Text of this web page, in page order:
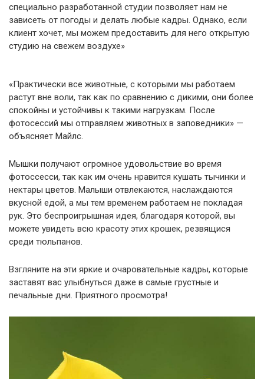
специально разработанной студии позволяет нам не
зависеть от погоды и делать любые кадры. Однако, если
клиент хочет, мы можем предоставить для него открытую
студию на свежем воздухе»
«Практически все животные, с которыми мы работаем
растут вне воли, так как по сравнению с дикими, они более
спокойны и устойчивы к такими нагрузкам. После
фотосессий мы отправляем животных в заповедники» —
объясняет Майлс.
Мышки получают огромное удовольствие во время
фотоссесси, так как им очень нравится кушать тычинки и
нектары цветов. Малыши отвлекаются, наслаждаются
вкусной едой, а мы тем временем работаем не покладая
рук. Это беспроигрышная идея, благодаря которой, вы
можете увидеть всю красоту этих крошек, резвящися
среди тюльпанов.
Взгляните на эти яркие и очаровательные кадры, которые
заставят вас улыбнуться даже в самые грустные и
печальные дни. Приятного просмотра!